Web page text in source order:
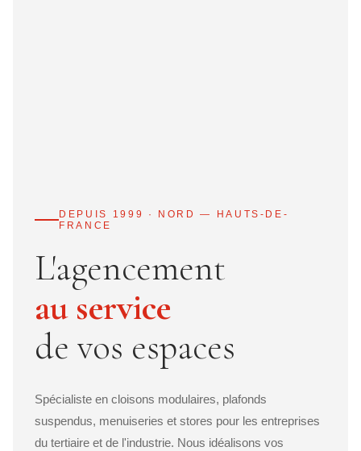
DEPUIS 1999 · NORD — HAUTS-DE-
FRANCE
L'agencement
au service
de vos espaces
Spécialiste en cloisons modulaires, plafonds
suspendus, menuiseries et stores pour les entreprises
du tertiaire et de l'industrie. Nous idéalisons vos